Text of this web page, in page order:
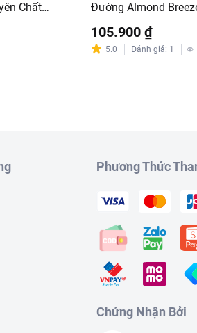
Chất
Đường Almond
105.900 ₫
5.0 Đánh giá: 1
Phương Thức
Chứng Nhận Bởi